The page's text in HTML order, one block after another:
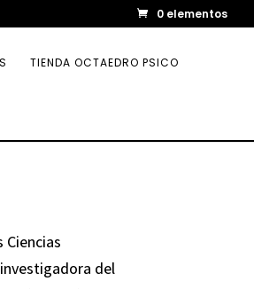
0 elementos
TIENDA OCTAEDRO PSICO
del